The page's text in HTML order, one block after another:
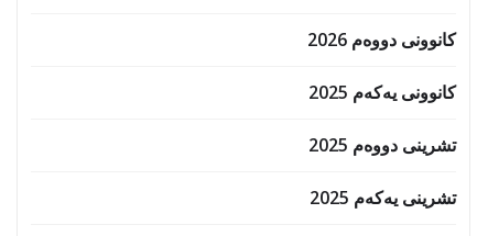
کانوونی دووەم 2026
کانوونی یەکەم 2025
تشرینی دووەم 2025
تشرینی یەکەم 2025